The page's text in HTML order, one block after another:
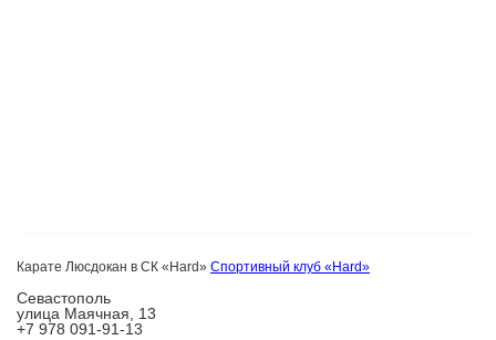
Карате Люсдокан в СК «Hard» Спортивный клуб «Hard»
Севастополь
улица Маячная, 13
+7 978 091-91-13